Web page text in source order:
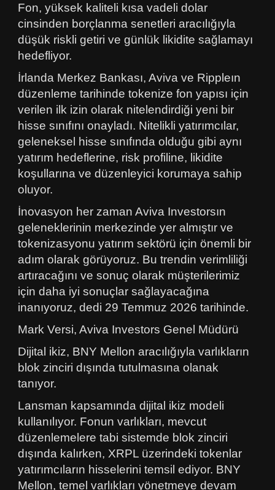
Fon, yüksek kaliteli kısa vadeli dolar
cinsinden borçlanma senetleri aracılığıyla
düşük riskli getiri ve günlük likidite sağlamayı
hedefliyor.
İrlanda Merkez Bankası, Aviva ve Rippleın
düzenleme tarihinde tokenize fon yapısı için
verilen ilk izin olarak nitelendirdiği yeni bir
hisse sınıfını onayladı. Nitelikli yatırımcılar,
geleneksel hisse sınıfında olduğu gibi aynı
yatırım hedeflerine, risk profiline, likidite
koşullarına ve düzenleyici korumaya sahip
oluyor.
İnovasyon her zaman Aviva Investorsın
geleneklerinin merkezinde yer almıştır ve
tokenizasyonu yatırım sektörü için önemli bir
adım olarak görüyoruz. Bu trendin verimliliği
artıracağını ve sonuç olarak müşterilerimiz
için daha iyi sonuçlar sağlayacağına
inanıyoruz, dedi 29 Temmuz 2026 tarihinde.
Mark Versi, Aviva Investors Genel Müdürü
Dijital ikiz, BNY Mellon aracılığıyla varlıkların
blok zinciri dışında tutulmasına olanak
tanıyor.
Lansman kapsamında dijital ikiz modeli
kullanılıyor. Fonun varlıkları, mevcut
düzenlemelere tabi sistemde blok zinciri
dışında kalırken, XRPL üzerindeki tokenlar
yatırımcıların hisselerini temsil ediyor. BNY
Mellon, temel varlıkları yönetmeye devam